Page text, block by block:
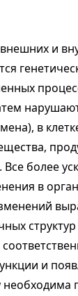
и
в
более
в
структур
и